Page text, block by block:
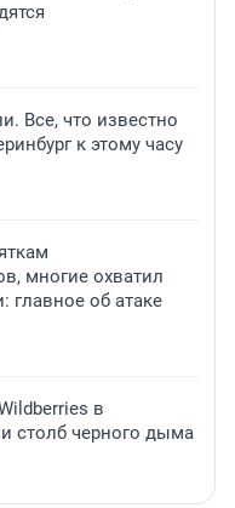
Все, что известно
к этому часу
многие охватил
главное об атаке
в
столб черного дыма